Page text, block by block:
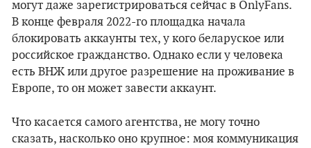
могут даже зарегистрироваться сейчас в OnlyFans.
В конце февраля 2022-го площадка начала
блокировать аккаунты тех, у кого беларуское или
российское гражданство. Однако если у человека
есть ВНЖ или другое разрешение на проживание в
Европе, то он может завести аккаунт.
Что касается самого агентства, не могу точно
сказать, насколько оно крупное: моя коммуникация